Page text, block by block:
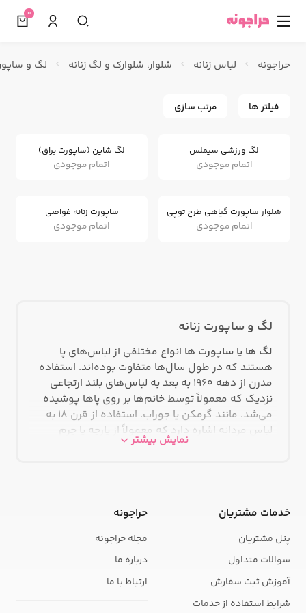
☰
0
حراجونه لباس زنانه شلوار، شلوارک و لگ زنانه لگ و
فیلتر ها مرتب سازی
لگ ورزشی سیملس
اتمام موجودی
لگ شاین (ساپورت براق)
اتمام موجودی
شلوار ساپورت گیاهی طرح توپی
اتمام موجودی
ساپورت زنانه غواصی
اتمام موجودی
لگ و ساپورت زنانه
لگ ها یا ساپورت ها انواع مختلفی از لباس‌های پا
هستند که در طول سال‌ها متفاوت بوده‌اند. استفاده
مدرن از دهه 1960 به بعد به لباس‌های بلند ارتجاعی
نزدیک که معمولاً توسط خانم‌ها بر روی پاها پوشیده
می‌شد. مانند گرمکن یا جوراب. استفاده از قرن 18 به
لباس مردانه اشاره دارد که معمولاً از پارچه یا چرم
ساخته می‌شود که دور ساق پا تا مچ پا پیچیده
توسط سربازان و تله‌گذاران می‌پوشیدند. شلوارهای لگ
با استقبال گسترده از الیاف مصنوعی لاکرا و افزایش
را به لباس‌های خیابانی باز کردند. این لباس ها برای
فعالیت های ورزشی و در محیط های غیررسمی است.
نمایش بیشتر
خدمات مشتریان
پنل مشتریان
سوالات متداول
آموزش ثبت سفارش
شرایط استفاده از خدمات
حراجونه
مجله حراجونه
درباره ما
ارتباط با ما